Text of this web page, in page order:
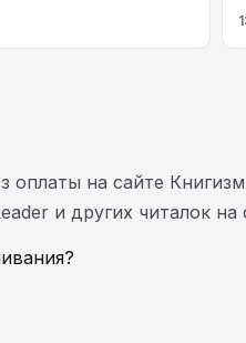
на сайте
и других читалок